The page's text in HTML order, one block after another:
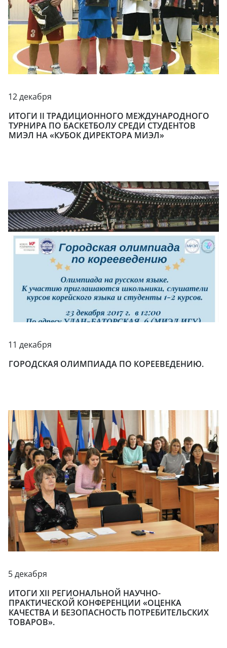
12 декабря
ИТОГИ II ТРАДИЦИОННОГО МЕЖДУНАРОДНОГО
ТУРНИРА ПО БАСКЕТБОЛУ СРЕДИ СТУДЕНТОВ
МИЭЛ НА «КУБОК ДИРЕКТОРА МИЭЛ»
11 декабря
ГОРОДСКАЯ ОЛИМПИАДА ПО КОРЕЕВЕДЕНИЮ.
5 декабря
ИТОГИ ХII РЕГИОНАЛЬНОЙ НАУЧНО-
ПРАКТИЧЕСКОЙ КОНФЕРЕНЦИИ «ОЦЕНКА
КАЧЕСТВА И БЕЗОПАСНОСТЬ ПОТРЕБИТЕЛЬСКИХ
ТОВАРОВ».